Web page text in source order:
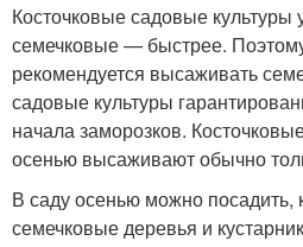
Косточковые садовые
семечковые — быстрее.
рекомендуется высаживать
садовые культуры
начала заморозков.
осенью высаживают обычно
В саду осенью можно посадить,
семечковые деревья и